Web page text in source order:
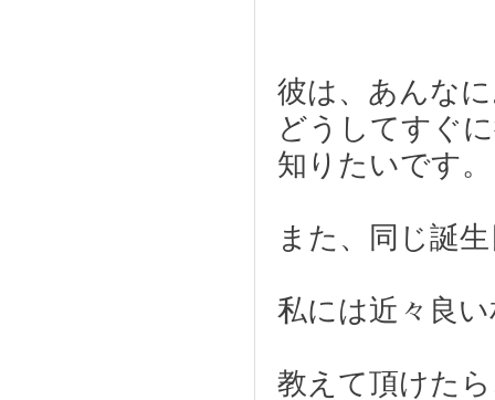
彼は、あんな
どうしてすぐ
知りたいです。
また、同じ誕
私には近々良
教えて頂けた